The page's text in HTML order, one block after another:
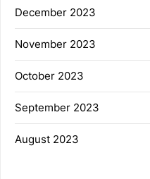
December 2023
November 2023
October 2023
September 2023
August 2023